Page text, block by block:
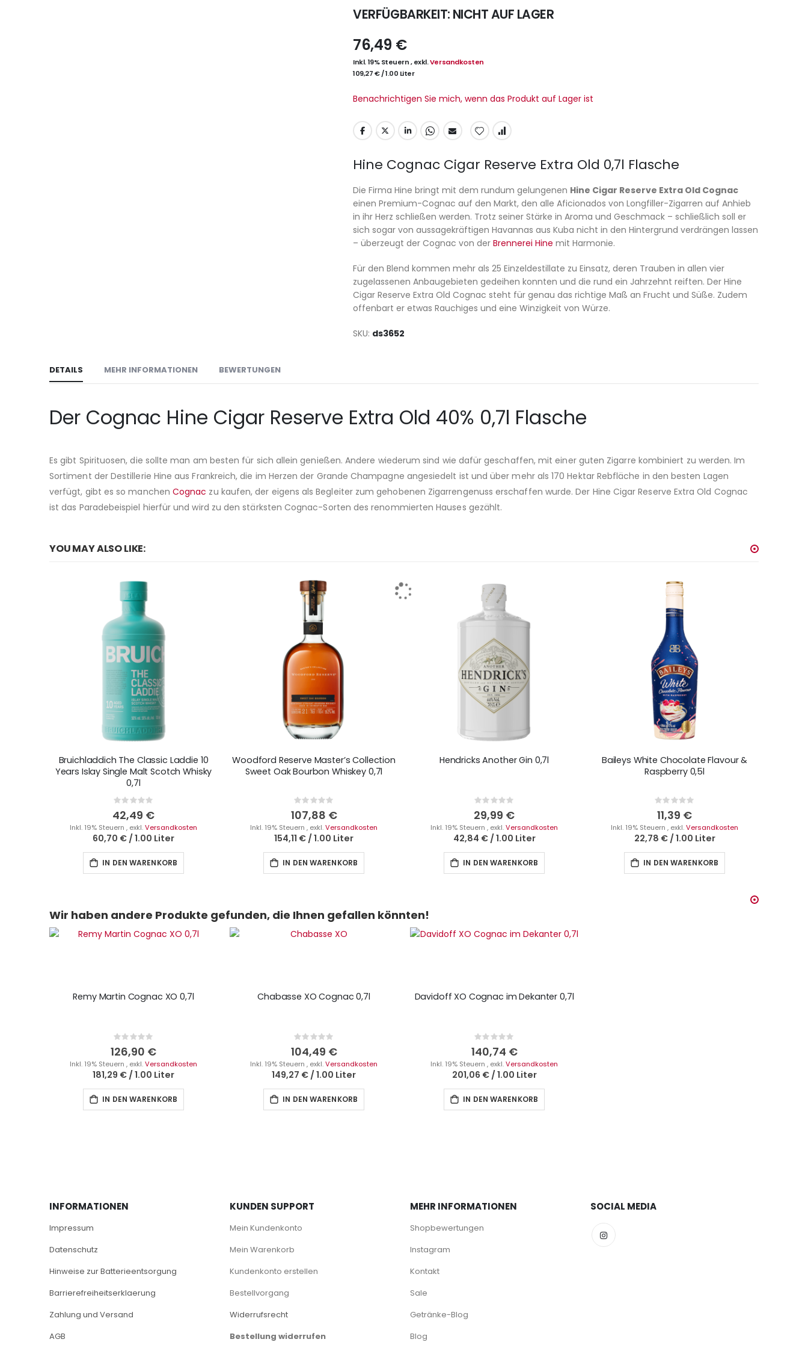
VERFÜGBARKEIT: NICHT AUF LAGER
76,49 €
Inkl. 19% Steuern,exkl.Versandkosten
109,27 €/1.00 Liter
Benachrichtigen Sie mich, wenn das Produkt auf Lager ist
Hine Cognac Cigar Reserve Extra Old 0,7l Flasche
Die Firma Hine bringt mit dem rundum gelungenen Hine Cigar Reserve Extra Old Cognac
einen Premium-Cognac auf den Markt, den alle Aficionados von Longfiller-Zigarren auf Anhieb
in ihr Herz schließen werden. Trotz seiner Stärke in Aroma und Geschmack – schließlich soll er
sich sogar von aussagekräftigen Havannas aus Kuba nicht in den Hintergrund verdrängen lassen
– überzeugt der Cognac von derBrennerei Hine mit Harmonie.
Für den Blend kommen mehr als 25 Einzeldestillate zu Einsatz, deren Trauben in allen vier
zugelassenen Anbaugebieten gedeihen konnten und die rund ein Jahrzehnt reiften. Der Hine
Cigar Reserve Extra Old Cognac steht für genau das richtige Maß an Frucht und Süße. Zudem
offenbart er etwas Rauchiges und eine Winzigkeit von Würze.
SKU ds3652
DETAILS
Der Cognac Hine Cigar Reserve Extra Old 40% 0,7l Flasche
Es gibt Spirituosen, die sollte man am besten für sich allein genießen. Andere wiederum sind wie dafür geschaffen, mit einer guten Zigarre kombiniert zu werden. Im
Sortiment der Destillerie Hine aus Frankreich, die im Herzen der Grande Champagne angesiedelt ist und über mehr als 170 Hektar Rebfläche in den besten Lagen
verfügt, gibt es so manchen Cognac zu kaufen, der eigens als Begleiter zum gehobenen Zigarrengenuss erschaffen wurde. Der Hine Cigar Reserve Extra Old Cognac
ist das Paradebeispiel hierfür und wird zu den stärksten Cognac-Sorten des renommierten Hauses gezählt.
MEHR INFORMATIONEN BEWERTUNGEN
YOU MAY ALSO LIKE:
Bruichladdich The Classic Laddie 10
Years Islay Single Malt Scotch Whisky
0,7l
Rating:
0%
42,49 €
Inkl. 19% Steuern , exkl.Versandkosten
60,70 € /1.00 Liter
IN DEN WARENKORB
Woodford Reserve Master’s Collection
Sweet Oak Bourbon Whiskey 0,7l
Rating:
0%
107,88 €
Inkl. 19% Steuern , exkl.Versandkosten
154,11 € /1.00 Liter
IN DEN WARENKORB
Hendricks Another Gin 0,7l
Rating:
0%
29,99 €
Inkl. 19% Steuern , exkl.Versandkosten
42,84 €/1.00 Liter
IN DEN WARENKORB
Baileys White Chocolate Flavour &
Raspberry 0,5l
Rating:
0%
11,39 €
Inkl. 19% Steuern , exkl.Versandkosten
22,78 €/1.00 Liter
IN DEN WARENKORB
Wir haben andere Produkte gefunden, die Ihnen gefallen könnten!
Remy Martin Cognac XO 0,7l
Rating:
0%
126,90 €
Inkl. 19% Steuern , exkl.Versandkosten
181,29 € /1.00 Liter
IN DEN WARENKORB
Chabasse XO Cognac 0,7l
Rating:
0%
104,49 €
Inkl. 19% Steuern , exkl.Versandkosten
149,27 € /1.00 Liter
IN DEN WARENKORB
Davidoff XO Cognac im Dekanter 0,7l
Rating:
0%
140,74 €
Inkl. 19% Steuern , exkl.Versandkosten
201,06 €/1.00 Liter
IN DEN WARENKORB
INFORMATIONEN
Impressum
Datenschutz
Hinweise zur Batterieentsorgung
Barrierefreiheitserklaerung
Zahlung und Versand
AGB
KUNDEN SUPPORT
Mein Kundenkonto
Mein Warenkorb
Kundenkonto erstellen
Bestellvorgang
Widerrufsrecht
Bestellung widerrufen
MEHR INFORMATIONEN
Shopbewertungen
Instagram
Kontakt
Sale
Getränke-Blog
Blog
SOCIAL MEDIA